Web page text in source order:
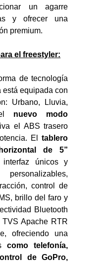
un agarre
y ofrecer una
premium.
el freestyler:
de tecnología
equipada con
Urbano, Lluvia,
nuevo modo
el ABS trasero
El tablero
de 5”
únicos y
control de
brillo del faro y
Bluetooth
Apache RTR
ofreciendo una
como telefonía,
de GoPro,